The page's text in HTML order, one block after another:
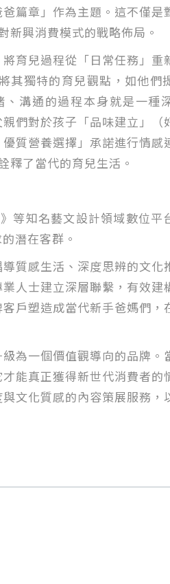
篇章」作為主題。這不僅是
興消費模式的戰略佈局。
育兒過程從「日常任務」重
其獨特的育兒觀點，如他們
溝通的過程本身就是一種
們對於孩子「品味建立」（
質營養選擇」承諾進行情感
了當代的育兒生活。
知名藝文設計領域數位平
潛在客群。
質感生活、深度思辨的文化
人士建立深層聯繫，有效建
戶塑造成當代新手爸媽們，
為一個價值觀導向的品牌。
能真正獲得新世代消費者的
文化質感的內容策展服務，